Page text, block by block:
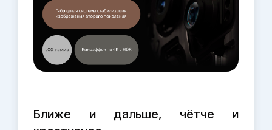
Ближе и дальше, чётче и